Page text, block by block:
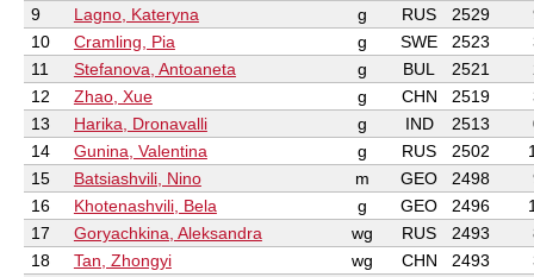
9
Lagno, Kateryna g RUS 2529
10
Cramling, Pia g SWE 2523
11
Stefanova, Antoaneta g BUL 2521
12
Zhao, Xue g CHN 2519
13
Harika, Dronavalli g IND 2513
14
Gunina, Valentina g RUS 2502
15
Batsiashvili, Nino m GEO 2498
16
Khotenashvili, Bela g GEO 2496
17
Goryachkina, Aleksandra wg RUS 2493
18
Tan, Zhongyi wg CHN 2493